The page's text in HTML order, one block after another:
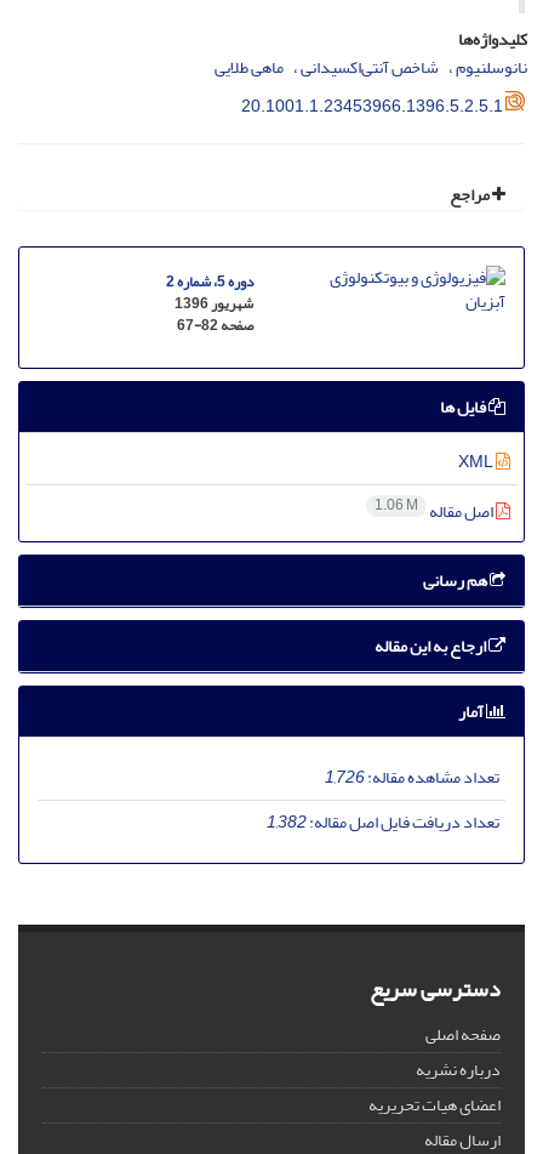
کلیدواژه‌ها
نانوسلنیوم شاخص آنتی‌اکسیدانی ماهی طلایی
20.1001.1.23453966.1396.5.2.5.1
مراجع
دوره 5، شماره 2
شهریور 1396
صفحه67-82
فایل ها
اصل مقاله 1.06 M
هم رسانی
ارجاع به این مقاله
آمار
تعداد مشاهده مقاله:1,726
تعداد دریافت فایل اصل مقاله:1,382
دسترسی سریع
صفحه اصلی
درباره نشریه
اعضای هیات تحریریه
ارسال مقاله